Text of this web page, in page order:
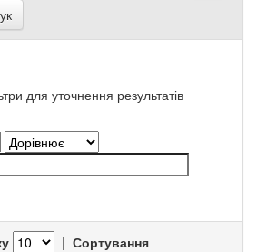
для уточнення результатів
| Сортування